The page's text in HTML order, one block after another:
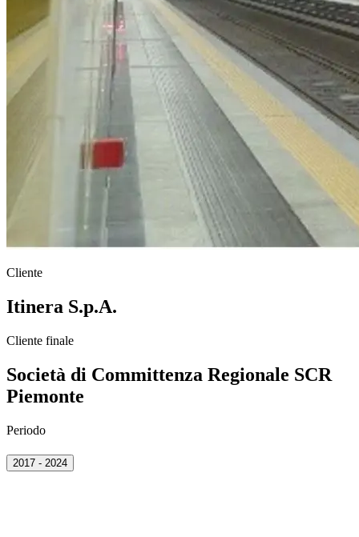
Cliente
Itinera S.p.A.
Cliente finale
Società di Committenza Regionale SCR
Piemonte
Periodo
2017 - 2024